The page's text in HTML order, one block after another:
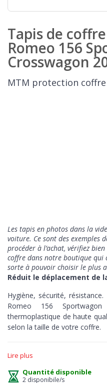
Tapis de
Romeo 156
Crosswagon
MTM protection
Les tapis en photos dans la
voiture. Ce sont des exemples
procéder à l’achat, vérifiez
coffre dans notre boutique qui
sorte à pouvoir choisir le plus
Réduit le déplacement de
Hygiène, sécurité,
Romeo 156
thermoplastique de haute
selon la taille de votre coffre.
absorber les liquides ou
vous pouvez conduire propre.
Lire plus
Quantité disponible
2 disponibile/s